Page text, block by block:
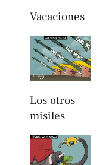
Vacaciones
Los otros
misiles